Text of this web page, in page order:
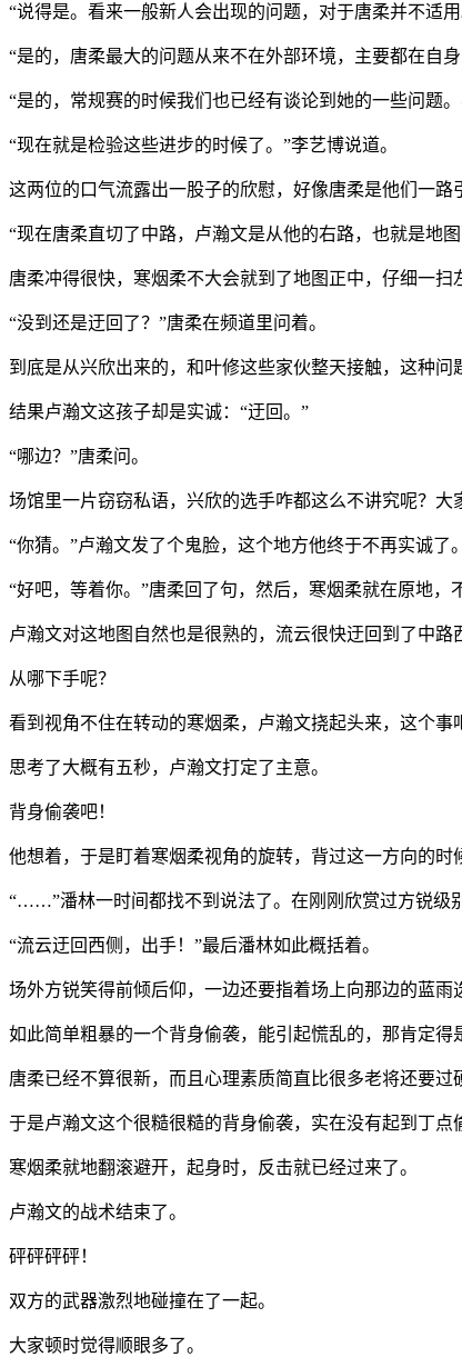
“说得是。看来一般新人会出现的问题，对于唐柔并不适用
“是的，唐柔最大的问题从来不在外部环境，主要都在自
“是的，常规赛的时候我们也已经有谈论到她的一些问题
“现在就是检验这些进步的时候了。”李艺博说道。
这两位的口气流露出一股子的欣慰，好像唐柔是他们一路
“现在唐柔直切了中路，卢瀚文是从他的右路，也就是地
唐柔冲得很快，寒烟柔不大会就到了地图正中，仔细一扫
“没到还是迂回了？”唐柔在频道里问着。
到底是从兴欣出来的，和叶修这些家伙整天接触，这种
结果卢瀚文这孩子却是实诚：“迂回。”
“哪边？”唐柔问。
场馆里一片窃窃私语，兴欣的选手咋都这么不讲究呢？大
“你猜。”卢瀚文发了个鬼脸，这个地方他终于不再实诚了。
“好吧，等着你。”唐柔回了句，然后，寒烟柔就在原地，
卢瀚文对这地图自然也是很熟的，流云很快迂回到了中
从哪下手呢？
看到视角不住在转动的寒烟柔，卢瀚文挠起头来，这个事
思考了大概有五秒，卢瀚文打定了主意。
背身偷袭吧！
他想着，于是盯着寒烟柔视角的旋转，背过这一方向的时
“……”潘林一时间都找不到说法了。在刚刚欣赏过方锐级
“流云迂回西侧，出手！”最后潘林如此概括着。
场外方锐笑得前倾后仰，一边还要指着场上向那边的蓝
如此简单粗暴的一个背身偷袭，能引起慌乱的，那肯定得
唐柔已经不算很新，而且心理素质简直比很多老将还要过
于是卢瀚文这个很糙很糙的背身偷袭，实在没有起到丁点
寒烟柔就地翻滚避开，起身时，反击就已经过来了。
卢瀚文的战术结束了。
砰砰砰砰！
双方的武器激烈地碰撞在了一起。
大家顿时觉得顺眼多了。